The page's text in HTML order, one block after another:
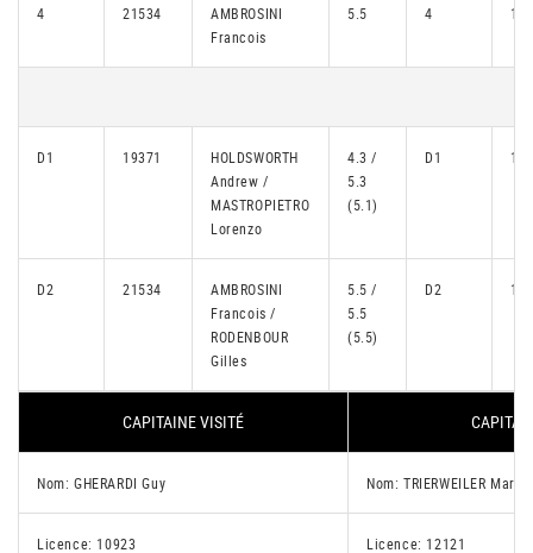
4 21534
AMBROSINI
Francois
5.5 4
D1 19371
HOLDSWORTH
Andrew /
MASTROPIETRO
Lorenzo
4.3 /
5.3
(5.1)
D1
D2 21534
AMBROSINI
Francois /
RODENBOUR
Gilles
5.5 /
5.5
(5.5)
D2
CAPITAINE VISITÉ
Nom: GHERARDI Guy Nom: TRIERWEILER Marc
Licence: 10923 Licence: 12121